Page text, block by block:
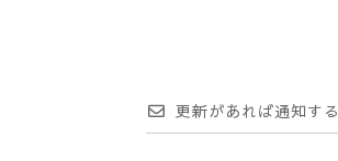
更新があれば通知する